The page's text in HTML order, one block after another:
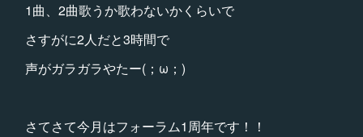
1曲、2曲歌うか歌わないかくらいで
さすがに2人だと3時間で
声がガラガラやたー(；ω；)
さてさて今月はフォーラム1周年です！！